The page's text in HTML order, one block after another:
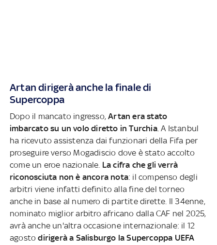
Artan dirigerà anche la finale di
Supercoppa
Dopo il mancato ingresso,Artan era stato
imbarcato su un volo diretto in Turchia. A Istanbul
ha ricevuto assistenza dai funzionari della Fifa per
proseguire verso Mogadiscio dove è stato accolto
come un eroe nazionale. La cifra che gli verrà
riconosciuta non è ancora nota: il compenso degli
arbitri viene infatti definito alla fine del torneo
anche in base al numero di partite dirette. Il 34enne,
nominato miglior arbitro africano dalla CAF nel 2025,
avrà anche un'altra occasione internazionale: il 12
agostodirigerà a Salisburgo la Supercoppa UEFA